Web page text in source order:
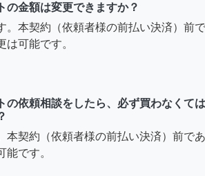
の金額は変更できますか？
。本契約（依頼者様の前払い決済）前
は可能です。
の依頼相談をしたら、必ず買わなくて
本契約（依頼者様の前払い決済）前で
能です。